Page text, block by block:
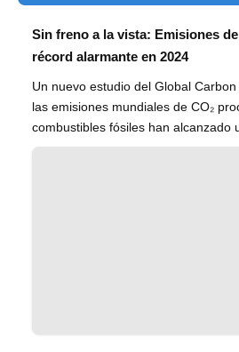
Sin freno a la vista: Emisiones
récord alarmante en 2024
Un nuevo estudio del Global
las emisiones mundiales de CO₂
combustibles fósiles han alcanzado